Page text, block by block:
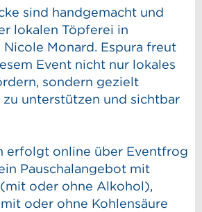
sind handgemacht und
lokalen Töpferei in
Monard. Espura freut
Event nicht nur lokales
sondern gezielt
unterstützen und sichtbar
erfolgt online über Eventfrog
Pauschalangebot mit
oder ohne Alkohol),
oder ohne Kohlensäure